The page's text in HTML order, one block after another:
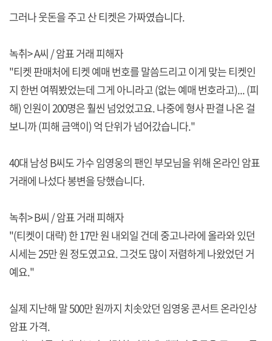
그러나 웃돈을 주고 산 티켓은 가짜였습니다.
녹취> A씨 / 암표 거래 피해자
"티켓 판매처에 티켓 예매 번호를 말씀드리고 이게 맞는 티켓인
지 한번 여쭤봤었는데 그게 아니라고 (없는 예매 번호라고)... (피
해) 인원이 200명은 훨씬 넘었었고요. 나중에 형사 판결 나온 걸
보니까 (피해 금액이) 억 단위가 넘어갔습니다."
40대 남성 B씨도 가수 임영웅의 팬인 부모님을 위해 온라인 암표
거래에 나섰다 봉변을 당했습니다.
녹취> B씨 / 암표 거래 피해자
"(티켓이 대략) 한 17만 원 내외일 건데 중고나라에 올라와 있던
시세는 25만 원 정도였고요. 그것도 많이 저렴하게 나왔었던 거
예요."
실제 지난해 말 500만 원까지 치솟았던 임영웅 콘서트 온라인상
암표 가격.